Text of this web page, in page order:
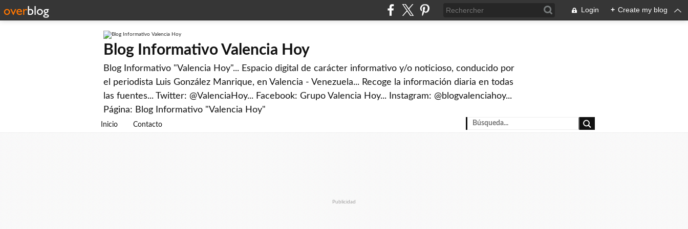
Login + Create my blog
Blog Informativo Valencia Hoy
Blog Informativo "Valencia Hoy"... Espacio digital de carácter informativo y/o noticioso, conducido por
el periodista Luis González Manrique, en Valencia - Venezuela... Recoge la información diaria en todas
las fuentes... Twitter: @ValenciaHoy... Facebook: Grupo Valencia Hoy... Instagram: @blogvalenciahoy...
Página: Blog Informativo "Valencia Hoy"
Inicio Contacto
Publicidad